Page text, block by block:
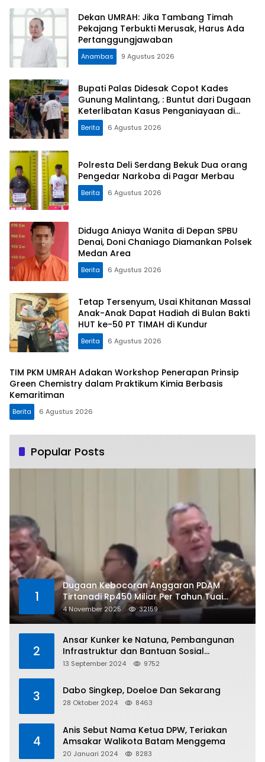
Dekan UMRAH: Jika Tambang Timah
Pekajang Terbukti Merusak, Harus Ada
Pertanggungjawaban
Anambas 9 Agustus 2026
Bupati Palas Didesak Copot Kades
Gunung Malintang, : Buntut dari Dugaan
Keterlibatan Kasus Penganiayaan di
Dusun Balaka
Berita 6 Agustus 2026
Polresta Deli Serdang Bekuk Dua orang
Pengedar Narkoba di Pagar Merbau
Berita 6 Agustus 2026
Diduga Aniaya Wanita di Depan SPBU
Denai, Doni Chaniago Diamankan Polsek
Medan Area
Berita 6 Agustus 2026
Tetap Tersenyum, Usai Khitanan Massal
Anak-Anak Dapat Hadiah di Bulan Bakti
HUT ke-50 PT TIMAH di Kundur
Berita 6 Agustus 2026
TIM PKM UMRAH Adakan Workshop Penerapan Prinsip
Green Chemistry dalam Praktikum Kimia Berbasis
Kemaritiman
Berita 6 Agustus 2026
Popular Posts
1
Dugaan Kebocoran Anggaran PDAM
Tirtanadi Rp450 Miliar Per Tahun Tuai
Kritikan
4 November 2025 32159
2
Ansar Kunker ke Natuna, Pembangunan
Infrastruktur dan Bantuan Sosial
Direalisasikan Hingga Pulau Tiga
13 September 2024 9752
3 Dabo Singkep, Doeloe Dan Sekarang
28 Oktober 2024 8463
4
Anis Sebut Nama Ketua DPW, Teriakan
Amsakar Walikota Batam Menggema
20 Januari 2024 8283